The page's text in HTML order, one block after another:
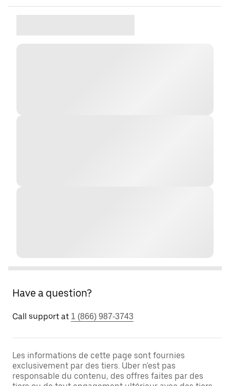
Have a question?
Call support at 1 (866) 987-3743
Les informations de cette page sont fournies
exclusivement par des tiers. Uber n'est pas
responsable du contenu, des offres faites par des